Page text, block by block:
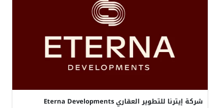
شركة إيترنا للتطوير العقاري Eterna Developments